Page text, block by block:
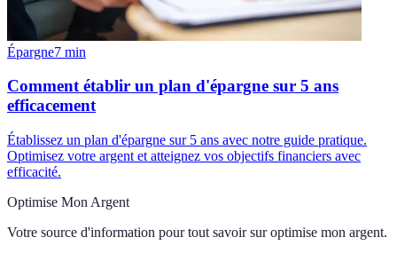
Épargne7 min
Comment établir un plan d'épargne sur 5 ans
efficacement
Établissez un plan d'épargne sur 5 ans avec notre guide pratique.
Optimisez votre argent et atteignez vos objectifs financiers avec
efficacité.
Optimise Mon Argent
Votre source d'information pour tout savoir sur optimise mon argent.